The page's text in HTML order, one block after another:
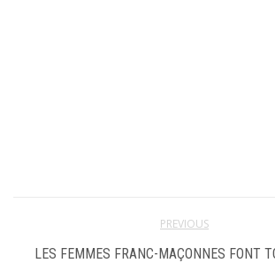
PREVIOUS
LES FEMMES FRANC-MAÇONNES FONT